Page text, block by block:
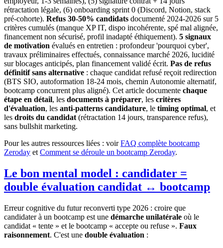
rétractation légale, (6) onboarding sprint 0 (Discord, Notion, stack
pré-cohorte). Refus 30-50% candidats documenté 2024-2026 sur 5
critères cumulés (manque XP IT, dispo incohérente, spé mal alignée,
financement non sécurisé, profil inadapté éthiquement). 5 signaux
de motivation évalués en entretien : profondeur 'pourquoi cyber',
travaux préliminaires effectués, connaissance marché 2026, lucidité
sur blocages anticipés, plan financement validé écrit. Pas de refus
définitif sans alternative : chaque candidat refusé reçoit redirection
(BTS SIO, autoformation 18-24 mois, chemin Autonomie alternatif,
bootcamp concurrent plus aligné). Cet article documente chaque
étape en détail, les documents à préparer, les critères
d'évaluation, les anti-patterns candidature, le timing optimal, et
les droits du candidat (rétractation 14 jours, transparence refus),
sans bullshit marketing.
Pour les autres ressources liées : voirFAQ complète bootcamp
Zeroday et Comment se déroule un bootcamp Zeroday.
Le bon mental model : candidater =
double évaluation candidat ↔ bootcamp
Erreur cognitive du futur reconverti type 2026 : croire que
candidater à un bootcamp est une démarche unilatérale où le
candidat « tente » et le bootcamp « accepte ou refuse ». Faux
raisonnement. C'est une double évaluation :